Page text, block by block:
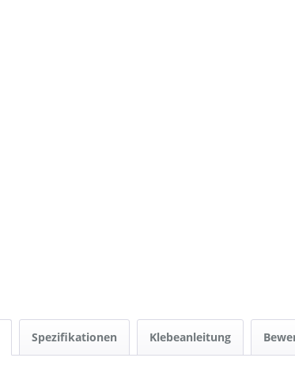
Spezifikationen Klebeanleitung